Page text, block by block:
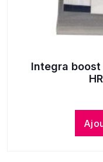
Integra